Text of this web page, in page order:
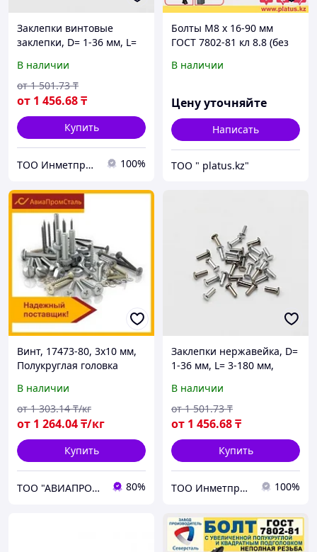
Заклепки винтовые
заклепки, D= 1-36 мм, L=
алюминий; сталь;
нержавеющая сталь...
В наличии
от 1 456.68₸
от 1 501.73 ₸
Купить
ТОО Инметпром 100%
Болты М8 х 16-90 мм
ГОСТ 7802-81 кл 8.8 (без
ДОРОЖНЫЙ
В наличии
Цену уточняйте
Написать
ТОО " platus.kz"
Винт, 17473-80, 3х10 мм,
Полукруглая головка
В наличии
от 1 264.04₸/кг
от 1 303.14 ₸/кг
Купить
ТОО "АВИАПРОМСТАЛЬ" 80%
Заклепки нержавейка, D=
1-36 мм, L= 3-180 мм,
Форма: заклепка-гайка...
В наличии
от 1 456.68₸
от 1 501.73 ₸
Купить
ТОО Инметпром 100%